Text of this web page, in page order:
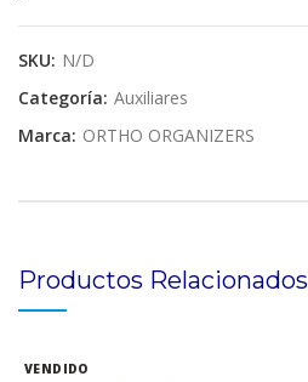
SKU: N/D
Categoría: Auxiliares
Marca: ORTHO ORGANIZERS
Productos Relacionados
VENDIDO